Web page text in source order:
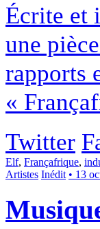
Écrite et
une
rapports
«
Twitter
Elf, Françafrique,
Artistes Inédit • 13